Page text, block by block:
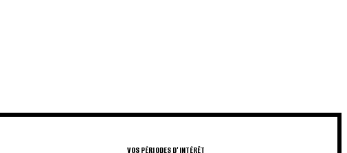
VOS PÉRIODES D'INTÉRÊT